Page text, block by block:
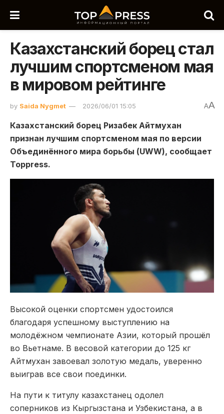
Казахстанский борец стал
лучшим спортсменом мая
в мировом рейтинге
by Saida Nygmet 2026/06/01 15:05 AA
Казахстанский борец Ризабек Айтмухан
признан лучшим спортсменом мая по версии
Объединённого мира борьбы (UWW), сообщает
Toppress.
Высокой оценки спортсмен удостоился
благодаря успешному выступлению на
молодёжном чемпионате Азии, который прошёл
во Вьетнаме. В весовой категории до 125 кг
Айтмухан завоевал золотую медаль, уверенно
выиграв все свои поединки.
На пути к титулу казахстанец одолел
соперников из Кыргызстана и Узбекистана, а в